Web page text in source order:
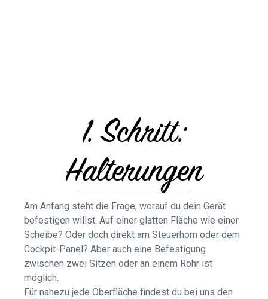
1. Schritt:
Halterungen
Am Anfang steht die Frage, worauf du dein Gerät
befestigen willst. Auf einer glatten Fläche wie einer
Scheibe? Oder doch direkt am Steuerhorn oder dem
Cockpit-Panel? Aber auch eine Befestigung
zwischen zwei Sitzen oder an einem Rohr ist
möglich.
Für nahezu jede Oberfläche findest du bei uns den